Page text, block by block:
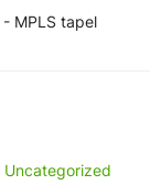
- MPLS tapel
Uncategorized